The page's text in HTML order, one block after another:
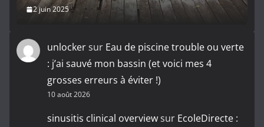
2 juin 2025
unlockersur Eau de piscine trouble ou verte
: j’ai sauvé mon bassin (et voici mes 4
grosses erreurs à éviter !)
10 août 2026
sinusitis clinical overviewsur EcoleDirecte :